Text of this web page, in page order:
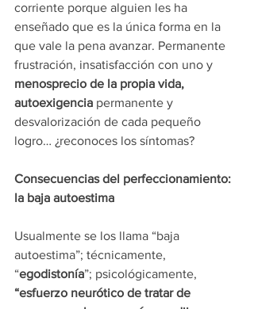
corriente porque alguien les ha
enseñado que es la única forma en la
que vale la pena avanzar. Permanente
frustración, insatisfacción con uno y
menosprecio de la propia vida,
autoexigencia permanente y
desvalorización de cada pequeño
logro… ¿reconoces los síntomas?
Consecuencias del perfeccionamiento:
la baja autoestima
Usualmente se los llama “baja
autoestima”; técnicamente,
“egodistonía”; psicológicamente,
“esfuerzo neurótico de tratar de